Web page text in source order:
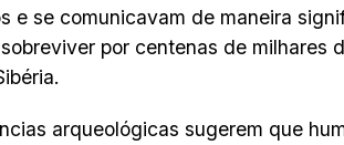
e se comunicavam de maneira
por centenas de milhares
arqueológicas sugerem que